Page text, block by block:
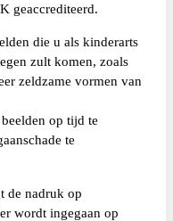
geaccrediteerd.
die u als kinderarts
zult komen, zoals
zeldzame vormen van
op tijd te
te
de nadruk op
wordt ingegaan op